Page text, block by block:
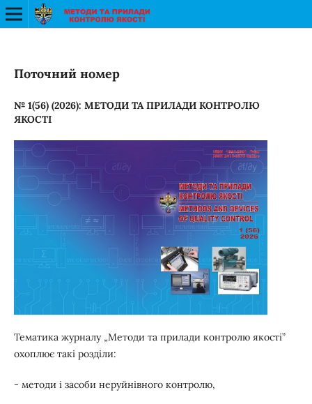
Поточний номер
№ 1(56) (2026): МЕТОДИ ТА ПРИЛАДИ КОНТРОЛЮ
ЯКОСТІ
Тематика журналу „Методи та прилади контролю якості”
охоплює такі розділи:
- методи і засоби неруйнівного контролю,